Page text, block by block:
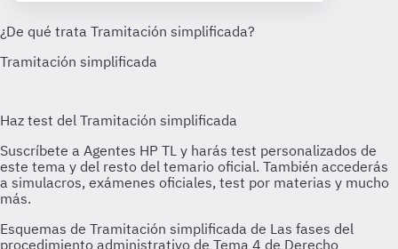
Esquemas de Tramitación simplificada de Las fases del
procedimiento administrativo de Tema 4 de Derecho